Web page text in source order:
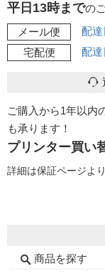
平日13時までの
メール便
配達
宅配便
配達
ご購入から1年以内
も承ります！
プリンター買い
詳細は保証ページよ
商品を探す